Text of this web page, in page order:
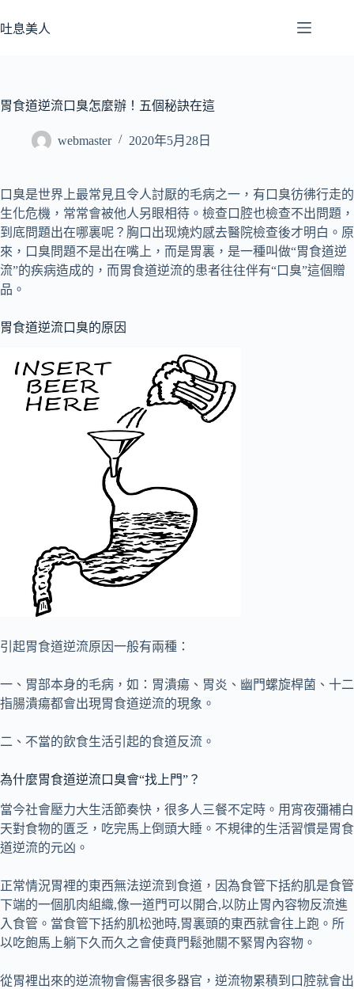
至
容
吐息美人
胃食道逆流口臭怎麼辦！五個秘訣在這
webmaster 2020年5月28日
口臭是世界上最常見且令人討厭的毛病之一，有口臭彷彿行走的
生化危機，常常會被他人另眼相待。檢查口腔也檢查不出問題，
到底問題出在哪裏呢？胸口出现燒灼感去醫院檢查後才明白。原
來，口臭問題不是出在嘴上，而是胃裏，是一種叫做“胃食道逆
流”的疾病造成的，而胃食道逆流的患者往往伴有“口臭”這個贈
品。
胃食道逆流口臭的原因
引起胃食道逆流原因一般有兩種：
一、胃部本身的毛病，如：胃潰瘍、胃炎、幽門螺旋桿菌、十二
指腸潰瘍都會出現胃食道逆流的現象。
二、不當的飲食生活引起的食道反流。
為什麼胃食道逆流口臭會“找上門”？
當今社會壓力大生活節奏快，很多人三餐不定時。用宵夜彌補白
天對食物的匱乏，吃完馬上倒頭大睡。不規律的生活習慣是胃食
道逆流的元凶。
正常情況胃裡的東西無法逆流到食道，因為食管下括約肌是食管
下端的一個肌肉組織,像一道門可以開合,以防止胃內容物反流進
入食管。當食管下括約肌松弛時,胃裏頭的東西就會往上跑。所
以吃飽馬上躺下久而久之會使賁門鬆弛關不緊胃內容物。
從胃裡出來的逆流物會傷害很多器官，逆流物累積到口腔就會出